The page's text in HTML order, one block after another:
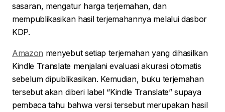
sasaran, mengatur harga terjemahan, dan
mempublikasikan hasil terjemahannya melalui dasbor
KDP.
Amazon menyebut setiap terjemahan yang dihasilkan
Kindle Translate menjalani evaluasi akurasi otomatis
sebelum dipublikasikan. Kemudian, buku terjemahan
tersebut akan diberi label “Kindle Translate” supaya
pembaca tahu bahwa versi tersebut merupakan hasil